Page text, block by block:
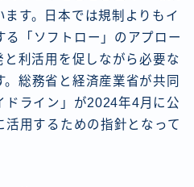
す。日本では規制よりもイ
る「ソフトロー」のアプロー
利活用を促しながら必要な
総務省と経済産業省が共同
ドライン」が2024年4月に公
用するための指針となって